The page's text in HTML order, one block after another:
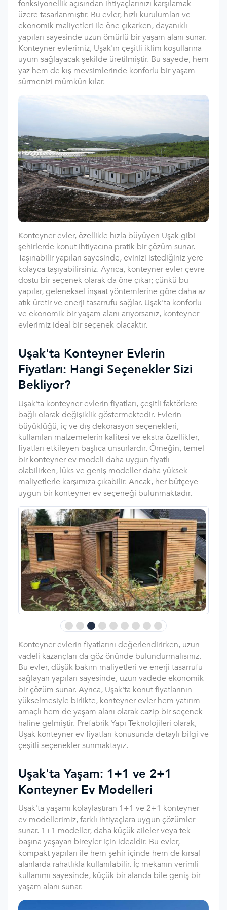
fonksiyonellik açısından ihtiyaçlarınızı karşılamak
üzere tasarlanmıştır. Bu evler, hızlı kurulumları ve
ekonomik maliyetleri ile öne çıkarken, dayanıklı
yapıları sayesinde uzun ömürlü bir yaşam alanı sunar.
Konteyner evlerimiz, Uşak'ın çeşitli iklim koşullarına
uyum sağlayacak şekilde üretilmiştir. Bu sayede, hem
yaz hem de kış mevsimlerinde konforlu bir yaşam
sürmenizi mümkün kılar.
Konteyner evler, özellikle hızla büyüyen Uşak gibi
şehirlerde konut ihtiyacına pratik bir çözüm sunar.
Taşınabilir yapıları sayesinde, evinizi istediğiniz yere
kolayca taşıyabilirsiniz. Ayrıca, konteyner evler çevre
dostu bir seçenek olarak da öne çıkar; çünkü bu
yapılar, geleneksel inşaat yöntemlerine göre daha az
atık üretir ve enerji tasarrufu sağlar. Uşak'ta konforlu
ve ekonomik bir yaşam alanı arıyorsanız, konteyner
evlerimiz ideal bir seçenek olacaktır.
Uşak'ta Konteyner Evlerin
Fiyatları: Hangi Seçenekler Sizi
Bekliyor?
Uşak'ta konteyner evlerin fiyatları, çeşitli faktörlere
bağlı olarak değişiklik göstermektedir. Evlerin
büyüklüğü, iç ve dış dekorasyon seçenekleri,
kullanılan malzemelerin kalitesi ve ekstra özellikler,
fiyatları etkileyen başlıca unsurlardır. Örneğin, temel
bir konteyner ev modeli daha uygun fiyatlı
olabilirken, lüks ve geniş modeller daha yüksek
maliyetlerle karşımıza çıkabilir. Ancak, her bütçeye
uygun bir konteyner ev seçeneği bulunmaktadır.
Konteyner evlerin fiyatlarını değerlendirirken, uzun
vadeli kazançları da göz önünde bulundurmalısınız.
Bu evler, düşük bakım maliyetleri ve enerji tasarrufu
sağlayan yapıları sayesinde, uzun vadede ekonomik
bir çözüm sunar. Ayrıca, Uşak'ta konut fiyatlarının
yükselmesiyle birlikte, konteyner evler hem yatırım
amaçlı hem de yaşam alanı olarak cazip bir seçenek
haline gelmiştir. Prefabrik Yapı Teknolojileri olarak,
Uşak konteyner ev fiyatları konusunda detaylı bilgi ve
çeşitli seçenekler sunmaktayız.
Uşak'ta Yaşam: 1+1 ve 2+1
Konteyner Ev Modelleri
Uşak'ta yaşamı kolaylaştıran 1+1 ve 2+1 konteyner
ev modellerimiz, farklı ihtiyaçlara uygun çözümler
sunar. 1+1 modeller, daha küçük aileler veya tek
başına yaşayan bireyler için idealdir. Bu evler,
kompakt yapıları ile hem şehir içinde hem de kırsal
alanlarda rahatlıkla kullanılabilir. İç mekanın verimli
kullanımı sayesinde, küçük bir alanda bile geniş bir
yaşam alanı sunar.